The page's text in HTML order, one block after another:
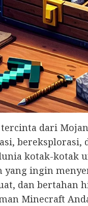
dari
bereksplorasi,
kotak-kotak
yang ingin
dan bertahan
Minecraft